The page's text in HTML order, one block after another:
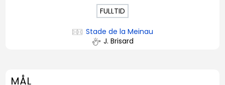
FULLTID
Stade de la Meinau
J. Brisard
MÅL